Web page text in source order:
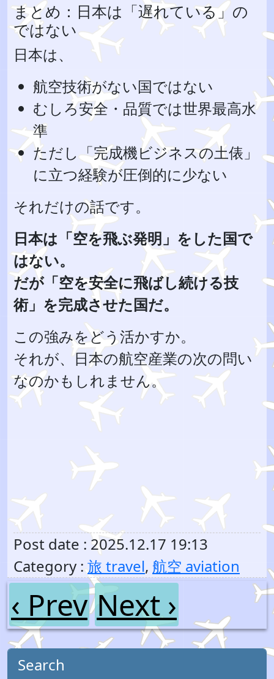
まとめ：日本は「遅れている」の
ではない
日本は、
航空技術がない国ではない
むしろ安全・品質では世界最高水
準
ただし「完成機ビジネスの土俵」
に立つ経験が圧倒的に少ない
それだけの話です。
日本は「空を飛ぶ発明」をした国で
はない。
だが「空を安全に飛ばし続ける技
術」を完成させた国だ。
この強みをどう活かすか。
それが、日本の航空産業の次の問い
なのかもしれません。
Post date : 2025.12.17 19:13
Category : 旅 travel, 航空 aviation
‹ Prev Next ›
Search